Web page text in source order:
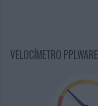
VELOCÍMETRO PPLWARE